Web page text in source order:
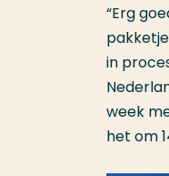
“Erg
in
week
het om